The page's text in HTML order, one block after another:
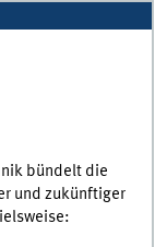
bündelt die
und zukünftiger